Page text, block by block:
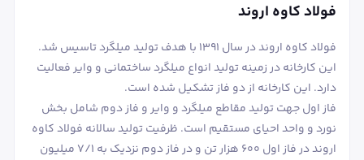
فولاد کاوه اروند
فولاد کاوه اروند در سال 1391 با هدف تولید میلگرد تاسیس شد.
این کارخانه در زمینه تولید انواع میلگرد ساختمانی و وایر فعالیت
دارد. این کارخانه از دو فاز تشکیل شده است.
فاز اول جهت تولید مقاطع میلگرد و وایر و فاز دوم شامل بخش
نورد و واحد احیای مستقیم است. ظرفیت تولید سالانه فولاد کاوه
اروند در فاز اول 600 هزار تن و در فاز دوم نزدیک به 7/1 میلیون